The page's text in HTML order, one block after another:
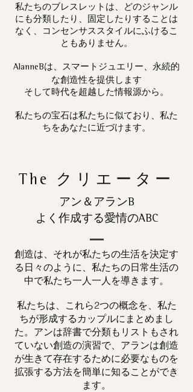
私たちのブレスレットは、どのジャンル
にも分類したり、固定したりすることは
なく、コンセンサススタイルにふけるこ
ともありません。
AlanneBは、スマートジュエリー、永続的
な創造性を提供します
そして時代を超越した情報源から。
私たちの宝石は私たちに似ており、私た
ちをあなたに近づけます。
The クリエーター
アン＆アランB
よく作成する愛情のABC
創造は、それが私たちの生活を決定す
る日々のように、私たちの日常生活の
中で私たち一人一人を導きます。
私たちは、これら2つの概念を、私た
ちが形成するカップルにまとめまし
た。アンは辞書で分類もリストもされ
ていない創造の演習で、アランは創造
が生きて存在するために必要なものを
拡張する方法を簡単に知ることができ
ます。